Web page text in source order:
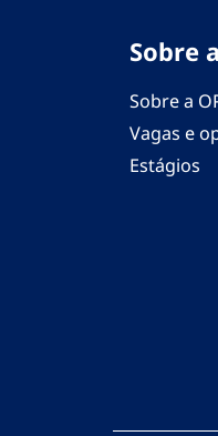
Sobre a
Sobre a
Vagas e
Estágios